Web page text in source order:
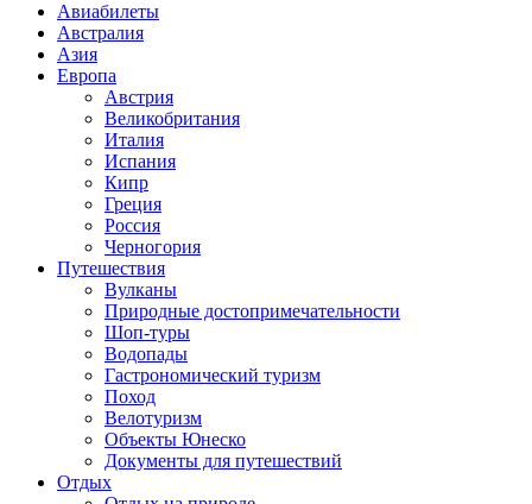
Авиабилеты
Австралия
Азия
Европа
Австрия
Великобритания
Италия
Испания
Кипр
Греция
Россия
Черногория
Путешествия
Вулканы
Природные достопримечательности
Шоп-туры
Водопады
Гастрономический туризм
Поход
Велотуризм
Объекты Юнеско
Документы для путешествий
Отдых